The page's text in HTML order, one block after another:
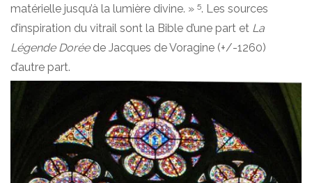
matérielle jusqu’à la lumière divine. » 5. Les sources
d’inspiration du vitrail sont la Bible d’une part et La
Légende Doréede Jacques de Voragine (+/-1260)
d’autre part.